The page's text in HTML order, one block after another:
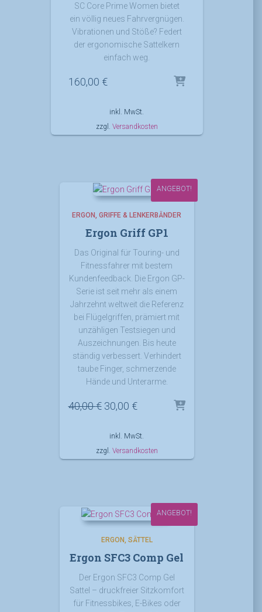
SC Core Prime Women bietet
ein völlig neues Fahrvergnügen.
Vibrationen und Stöße? Federt
der ergonomische Sattelkern
einfach weg.
160,00 €
inkl. MwSt.
zzgl. Versandkosten
ANGEBOT!
ERGON GRIFFE & LENKERBÄNDER
Ergon Griff GP1
Das Original für Touring- und
Fitnessfahrer mit bestem
Kundenfeedback. Die Ergon GP-
Serie ist seit mehr als einem
Jahrzehnt weltweit die Referenz
bei Flügelgriffen, prämiert mit
unzähligen Testsiegen und
Auszeichnungen. Bis heute
ständig verbessert. Verhindert
taube Finger, schmerzende
Hände und Unterarme.
40,00€ Ursprünglicher
war:
40,00 €
30,00 €Aktueller
ist:
30,00 €.
inkl. MwSt.
zzgl. Versandkosten
ANGEBOT!
ERGON SÄTTEL
Ergon SFC3 Comp Gel
Der Ergon SFC3 Comp Gel
Sattel – druckfreier Sitzkomfort
für Fitnessbikes, E-Bikes oder